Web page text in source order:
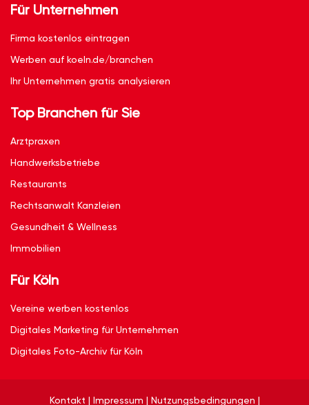
Für Unternehmen
Firma kostenlos eintragen
Werben auf koeln.de/branchen
Ihr Unternehmen gratis analysieren
Top Branchen für Sie
Arztpraxen
Handwerksbetriebe
Restaurants
Rechtsanwalt Kanzleien
Gesundheit & Wellness
Immobilien
Für Köln
Vereine werben kostenlos
Digitales Marketing für Unternehmen
Digitales Foto-Archiv für Köln
Kontakt | Impressum | Nutzungsbedingungen |